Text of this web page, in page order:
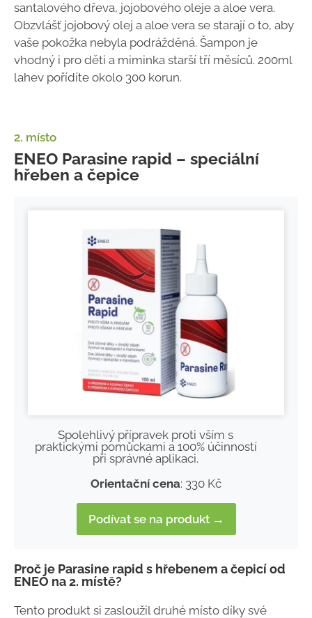
santalového dřeva, jojobového oleje a aloe vera.
Obzvlášť jojobový olej a aloe vera se starají o to, aby
vaše pokožka nebyla podrážděná. Šampon je
vhodný i pro děti a miminka starší tří měsíců. 200ml
lahev pořídíte okolo 300 korun.
2. místo
ENEO Parasine rapid – speciální
hřeben a čepice
Spolehlivý přípravek proti vším s
praktickými pomůckami a 100% účinností
při správné aplikaci.
Orientační cena: 330 Kč
Podívat se na produkt →
Proč je Parasine rapid s hřebenem a čepicí od
ENEO na 2. místě?
Tento produkt si zasloužil druhé místo díky své